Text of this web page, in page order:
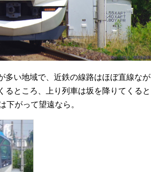
多い地域で、近鉄の線路はほぼ直線なが
るところ、上り列車は坂を降りてくると
下がって望遠なら。